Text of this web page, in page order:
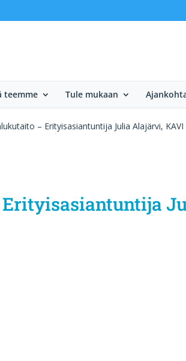
teemme Tule mukaan
– Erityisasiantuntija Julia Alajärvi, KAVI